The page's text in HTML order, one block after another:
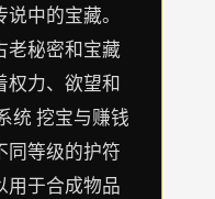
中的宝藏。
老秘密和宝藏
权力、欲望和
统 挖宝与赚钱
同等级的护符
用于合成物品